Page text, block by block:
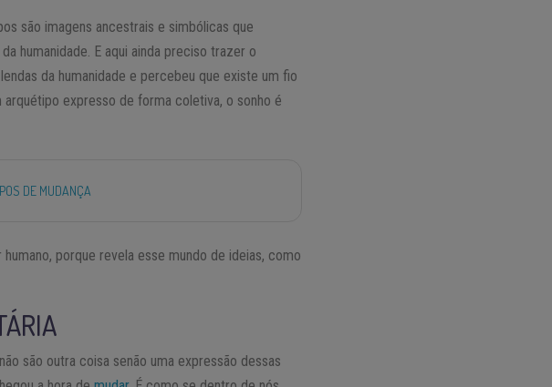
são imagens ancestrais e simbólicas que
humanidade. E aqui ainda preciso trazer o
da humanidade e percebeu que existe um fio
expresso de forma coletiva, o sonho é
DE MUDANÇA
porque revela esse mundo de ideias, como
são outra coisa senão uma expressão dessas